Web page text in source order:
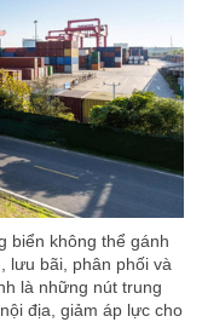
biển không thể gánh
lưu bãi, phân phối và
là những nút trung
địa, giảm áp lực cho